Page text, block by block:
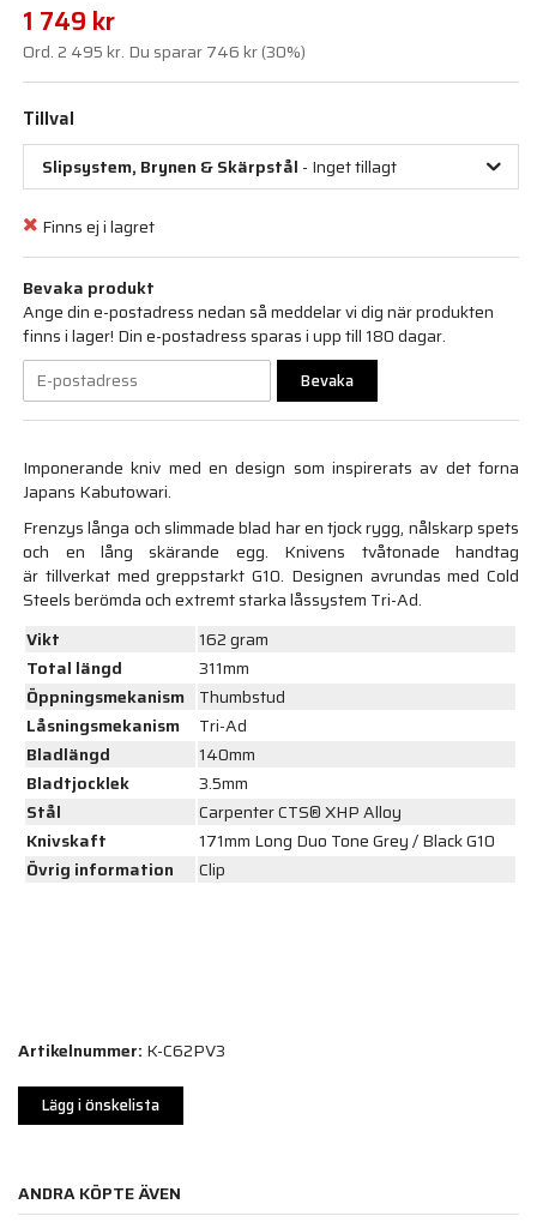
1 749 kr
Ord.2 495 kr. Du sparar746 kr(30%)
Tillval
Slipsystem, Brynen & Skärpstål - Inget tillagt
Finns ej i lagret
Bevaka produkt
Ange din e-postadress nedan så meddelar vi dig när produkten
finns i lager! Din e-postadress sparas i upp till 180 dagar.
Bevaka
Imponerande kniv med en design som inspirerats av det forna
Japans Kabutowari.
Frenzys långa och slimmade blad har en tjock rygg, nålskarp spets
och en lång skärande egg. Knivens tvåtonade handtag
är tillverkat med greppstarkt G10. Designen avrundas med Cold
Steels berömda och extremt starka låssystem Tri-Ad.
Vikt
162 gram
Total längd
311mm
Öppningsmekanism Thumbstud
Låsningsmekanism
Tri-Ad
Bladlängd
140mm
Bladtjocklek
3.5mm
Stål
Carpenter CTS® XHP Alloy
Knivskaft
171mm Long Duo Tone Grey / Black G10
Övrig information
Clip
Artikelnummer: K-C62PV3
Lägg i önskelista
ANDRA KÖPTE ÄVEN